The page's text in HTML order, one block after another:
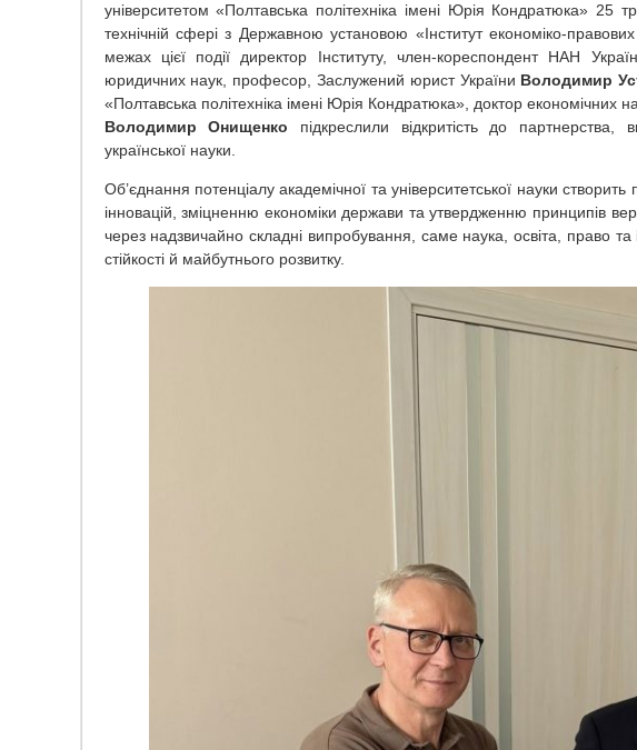
університетом «Полтавська політехніка імені Юрія Кондратюка» 25
технічній сфері з Державною установою «Інститут економіко-
межах цієї події директор Інституту, член-кореспондент НАН
юридичних наук, професор, Заслужений юрист України Володимир
«Полтавська політехніка імені Юрія Кондратюка», доктор економічних
Володимир Онищенко підкреслили відкритість до
української науки.
Об’єднання потенціалу академічної та університетської науки
інновацій, зміцненню економіки держави та утвердженню принципів
через надзвичайно складні випробування, саме наука, освіта, право
стійкості й майбутнього розвитку.